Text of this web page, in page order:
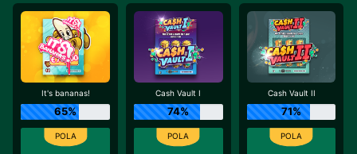
It's bananas!
65%
Cash Vault I
74%
Cash Vault II
71%